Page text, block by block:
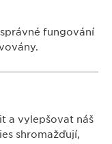
fungování
a vylepšovat náš
shromažďují,